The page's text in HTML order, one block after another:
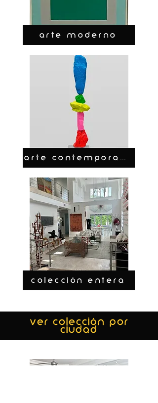
ARTE MODERNO
ARTE CONTEMPORANEO
COLECCIÓN ENTERA
ver colección por
ciudad